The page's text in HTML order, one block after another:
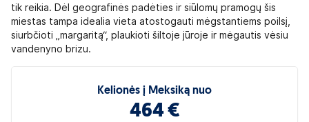
tik reikia. Dėl geografinės padėties ir siūlomų pramogų šis
miestas tampa idealia vieta atostogauti mėgstantiems poilsį,
siurbčioti „margaritą“, plaukioti šiltoje jūroje ir mėgautis vėsiu
vandenyno brizu.
Kelionės į Meksiką nuo
464 €